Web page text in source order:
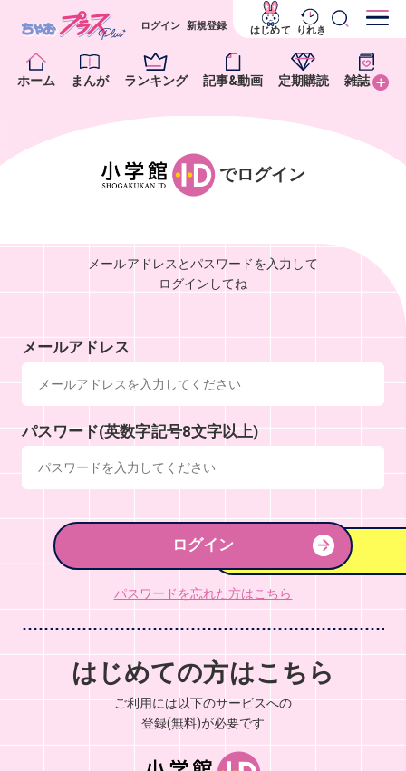
ホーム まんが ランキング 記事&動画 定期購読 雑誌
ログイン 新規登録 はじめて りれき
でログイン
メールアドレスとパスワードを入力して
ログインしてね
メールアドレス
パスワード(英数字記号8文字以上)
ログイン
パスワードを忘れた方はこちら
はじめての方はこちら
ご利用には以下のサービスへの
登録(無料)が必要です